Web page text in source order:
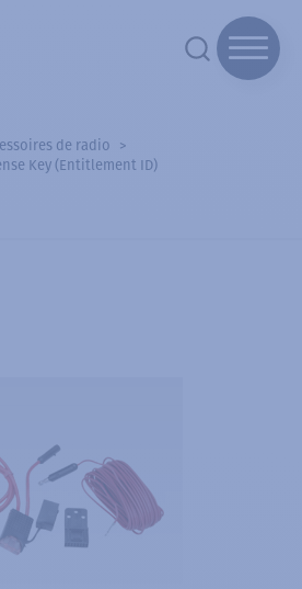
de radio
Key (Entitlement ID)